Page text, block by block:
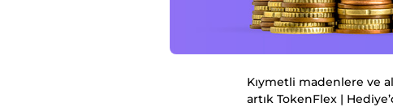
Kıymetli madenlere ve
artık TokenFlex |